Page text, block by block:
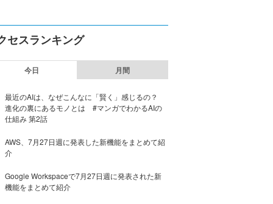
セスランキング
今日 月間
最近のAIは、なぜこんなに「賢く」感じるの？
進化の裏にあるモノとは #マンガでわかるAIの
仕組み 第2話
AWS、7月27日週に発表した新機能をまとめて紹
介
Google Workspaceで7月27日週に発表された新
機能をまとめて紹介